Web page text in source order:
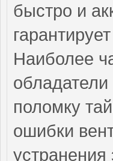
быстро и
Наиболее
поломку
ошибки